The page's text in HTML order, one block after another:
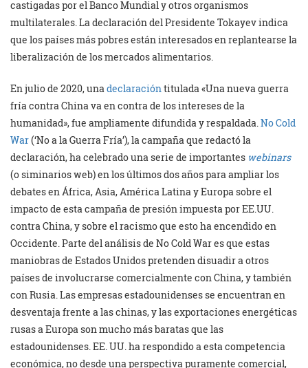
castigadas por el Banco Mundial y otros organismos
multilaterales. La declaración del Presidente Tokayev indica
que los países más pobres están interesados en replantearse la
liberalización de los mercados alimentarios.
En julio de 2020, una declaración titulada «Una nueva guerra
fría contra China va en contra de los intereses de la
humanidad», fue ampliamente difundida y respaldada. No Cold
War(‘No a la Guerra Fría’), la campaña que redactó la
declaración, ha celebrado una serie de importantes webinars
(o siminarios web) en los últimos dos años para ampliar los
debates en África, Asia, América Latina y Europa sobre el
impacto de esta campaña de presión impuesta por EE.UU.
contra China, y sobre el racismo que esto ha encendido en
Occidente. Parte del análisis de No Cold War es que estas
maniobras de Estados Unidos pretenden disuadir a otros
países de involucrarse comercialmente con China, y también
con Rusia. Las empresas estadounidenses se encuentran en
desventaja frente a las chinas, y las exportaciones energéticas
rusas a Europa son mucho más baratas que las
estadounidenses. EE. UU. ha respondido a esta competencia
económica, no desde una perspectiva puramente comercial,